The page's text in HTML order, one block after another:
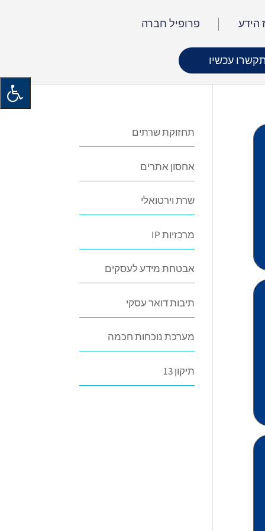
הידע פרופיל חברה
עכשיו
תחזוקת שרתים
אחסון אתרים
שרת וירטואלי
מרכזיות IP
אבטחת מידע לעסקים
תיבות דואר עסקי
מערכת נוכחות חכמה
תיקון 13